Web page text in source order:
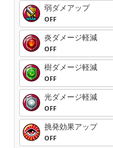
弱ダメアップ
OFF
炎ダメージ軽減
OFF
樹ダメージ軽減
OFF
光ダメージ軽減
OFF
挑発効果アップ
OFF